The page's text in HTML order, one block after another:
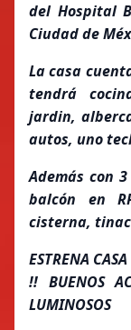
del Hospital
Ciudad de
La casa
tendrá
jardin,
autos, uno
Además con
balcón en
cisterna,
ESTRENA
!! BUENOS
LUMINOSOS